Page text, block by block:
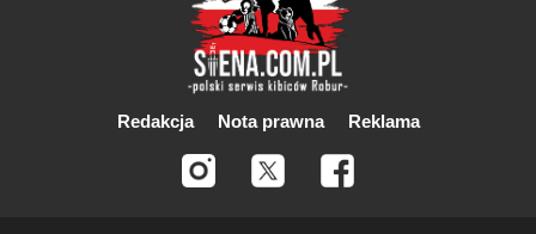
Redakcja Nota prawna Reklama